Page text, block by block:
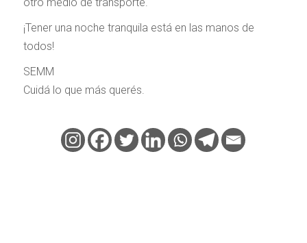
¡Tener una noche tranquila está en las manos de
todos!
SEMM
Cuidá lo que más querés.